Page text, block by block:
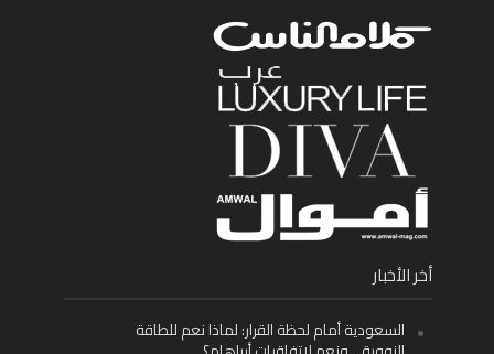
أخر الأخبار
السعودية أمام لحظة القرار: لماذا نعم للطاقة